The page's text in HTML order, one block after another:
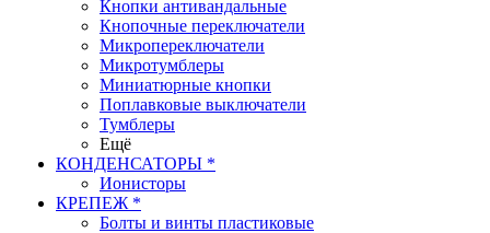
Кнопки антивандальные
Кнопочные переключатели
Микропереключатели
Микротумблеры
Миниатюрные кнопки
Поплавковые выключатели
Тумблеры
Ещё
КОНДЕНСАТОРЫ *
Ионисторы
КРЕПЕЖ *
Болты и винты пластиковые